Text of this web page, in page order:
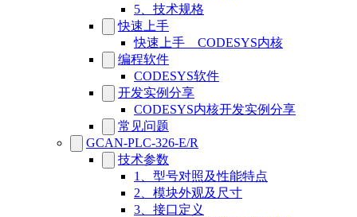
5、技术规格
快速上手
快速上手__CODESYS内核
编程软件
CODESYS软件
开发实例分享
CODESYS内核开发实例分享
常见问题
GCAN-PLC-326-E/R
技术参数
1、型号对照及性能特点
2、模块外观及尺寸
3、接口定义